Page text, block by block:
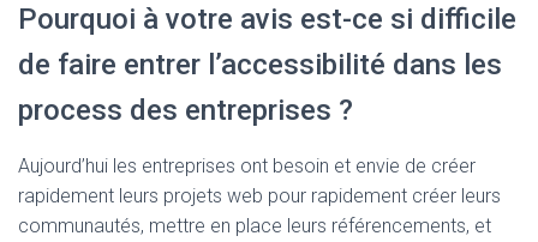
Pourquoi à votre avis est-ce si difficile
de faire entrer l’accessibilité dans les
process des entreprises ?
Aujourd’hui les entreprises ont besoin et envie de créer
rapidement leurs projets web pour rapidement créer leurs
communautés, mettre en place leurs référencements, et